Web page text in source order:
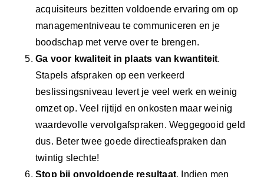
acquisiteurs bezitten voldoende ervaring om op
managementniveau te communiceren en je
boodschap met verve over te brengen.
Ga voor kwaliteit in plaats van kwantiteit.
Stapels afspraken op een verkeerd
beslissingsniveau levert je veel werk en weinig
omzet op. Veel rijtijd en onkosten maar weinig
waardevolle vervolgafspraken. Weggegooid geld
dus. Beter twee goede directieafspraken dan
twintig slechte!
Stop bij onvoldoende resultaat. Indien men